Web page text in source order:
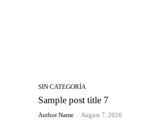
SIN CATEGORÍA
Sample post title 7
Author Name - August 7, 2026